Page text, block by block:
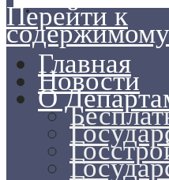
Перейти к
содержимому
Главная
Новости
О